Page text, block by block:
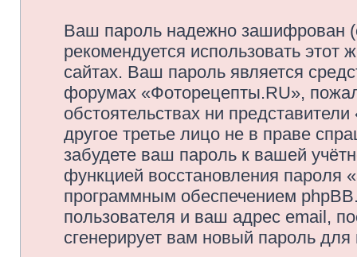
Ваш пароль надежно зашифрован
рекомендуется использовать этот
сайтах. Ваш пароль является
форумах «Фоторецепты.RU»,
обстоятельствах ни
другое третье лицо не в праве
забудете ваш пароль к вашей
функцией восстановления пароля
программным обеспечением
пользователя и ваш адрес email,
сгенерирует вам новый пароль